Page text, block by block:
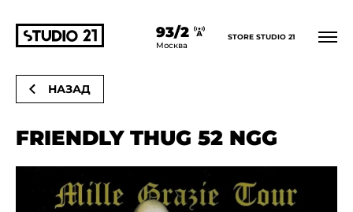
93/2
Москва
STORE STUDIO 21
ГлавнаяНовости
НАЗАД
FRIENDLY THUG 52 NGG